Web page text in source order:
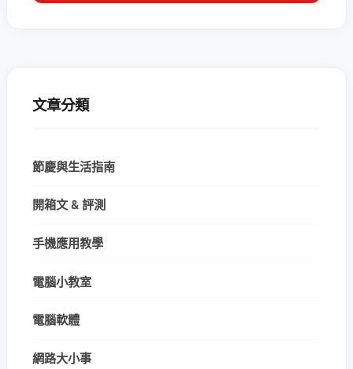
文章分類
節慶與生活指南
開箱文 & 評測
手機應用教學
電腦小教室
電腦軟體
網路大小事